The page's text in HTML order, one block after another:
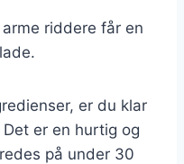
riddere får en
er du klar
er en hurtig og
på under 30